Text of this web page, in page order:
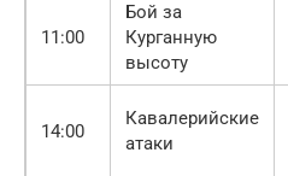
11:00
Бой за
Курганную
высоту
14:00
Кавалерийские
атаки